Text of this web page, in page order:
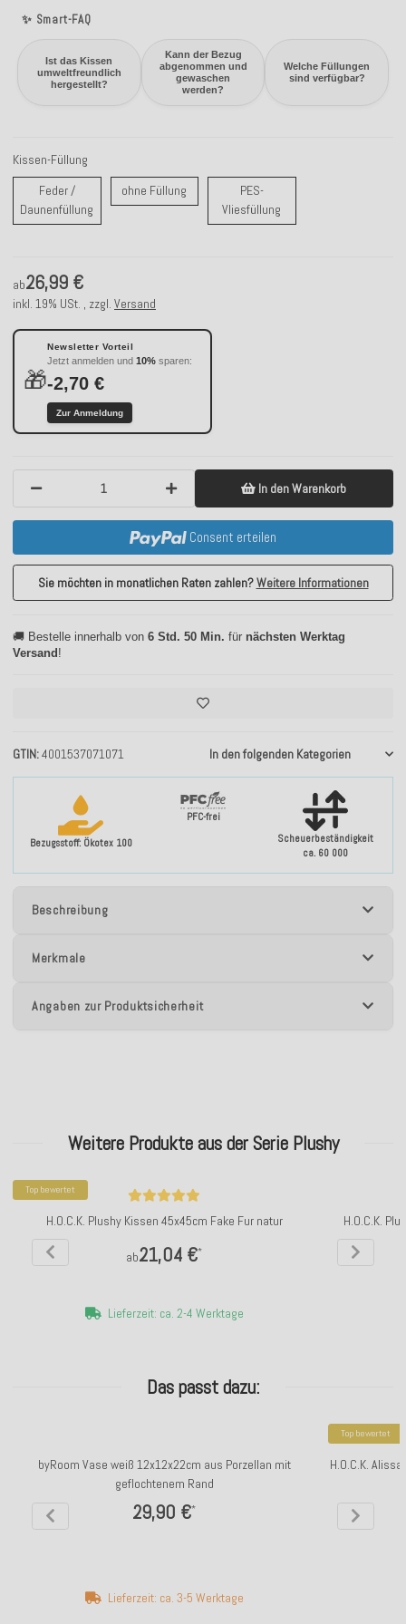
✨ Smart-FAQ
Ist das Kissen
umweltfreundlich
hergestellt?
Kann der Bezug
abgenommen und
gewaschen
werden?
Welche Füllungen
sind verfügbar?
Bezugsstoff: Ökotex 100
PFC-frei
Scheuerbeständigkeit
ca. 60 000
GTIN 4001537071071 In den folgenden Kategorien
Kissen-Füllung
Feder /
Daunenfüllung Feder / Daunenfüllung
ohne Füllung ohne FüllungPES-
Vliesfüllung
ab26,99 €
inkl. 19% USt. , zzgl. Versand
🎁
Newsletter Vorteil
Jetzt anmelden und 10% sparen:
-2,70 €
Zur Anmeldung
In den Warenkorb
Consent erteilen
Sie möchten in monatlichen Raten zahlen?Weitere Informationen
🚚 Bestelle innerhalb von 6 Std. 50 Min. für nächsten Werktag
Versand !
Beschreibung
Merkmale
Angaben zur Produktsicherheit
Weitere Produkte aus der Serie Plushy
Top bewertet
H.O.C.K. Plushy Kissen 45x45cm Fake Fur natur
ab21,04 €*
Lieferzeit: ca. 2-4 Werktage
H.O.C.K.
Das passt dazu:
byRoom Vase weiß 12x12x22cm aus Porzellan mit
geflochtenem Rand
29,90 €*
Lieferzeit: ca. 3-5 Werktage
Top bewertet
H.O.C.K.